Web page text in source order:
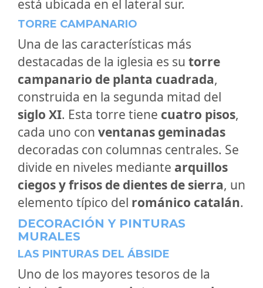
está ubicada en el lateral sur.
TORRE CAMPANARIO
Una de las características más
destacadas de la iglesia es su torre
campanario de planta cuadrada,
construida en la segunda mitad del
siglo XI. Esta torre tiene cuatro pisos,
cada uno con ventanas geminadas
decoradas con columnas centrales. Se
divide en niveles mediante arquillos
ciegos y frisos de dientes de sierra, un
elemento típico del románico catalán.
DECORACIÓN Y PINTURAS
MURALES
LAS PINTURAS DEL ÁBSIDE
Uno de los mayores tesoros de la